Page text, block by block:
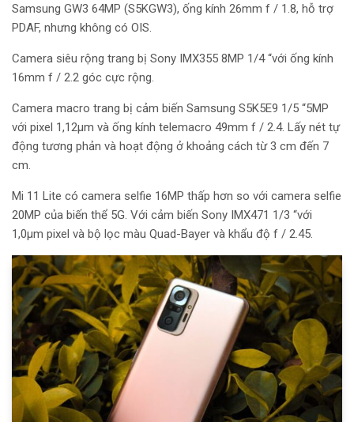
Samsung GW3 64MP (S5KGW3), ống kính 26mm f / 1.8, hỗ trợ
PDAF, nhưng không có OIS.
Camera siêu rộng trang bị Sony IMX355 8MP 1/4 “với ống kính
16mm f / 2.2 góc cực rộng.
Camera macro trang bị cảm biến Samsung S5K5E9 1/5 “5MP
với pixel 1,12µm và ống kính telemacro 49mm f / 2.4. Lấy nét tự
động tương phản và hoạt động ở khoảng cách từ 3 cm đến 7
cm.
Mi 11 Lite có camera selfie 16MP thấp hơn so với camera selfie
20MP của biến thể 5G. Với cảm biến Sony IMX471 1/3 “với
1,0µm pixel và bộ lọc màu Quad-Bayer và khẩu độ f / 2.45.